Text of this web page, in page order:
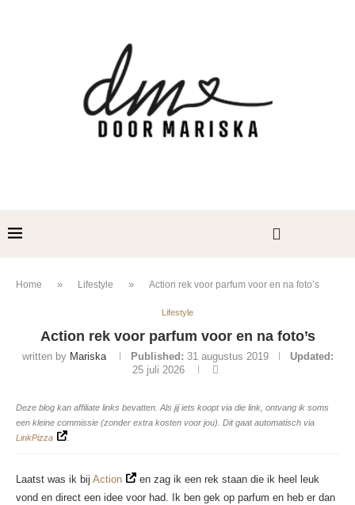
Home » Lifestyle » Action rek voor parfum voor en na foto’s
Lifestyle
Action rek voor parfum voor en na foto’s
written by Mariska Published: 31 augustus 2019
Updated:
25 juli 2026
Deze blog kan affiliate links bevatten. Als jij iets koopt via die link, ontvang ik soms
een kleine commissie (zonder extra kosten voor jou). Dit gaat automatisch via
LinkPizza
Laatst was ik bij Action
en zag ik een rek staan die ik heel leuk
vond en direct een idee voor had. Ik ben gek op parfum en heb er dan